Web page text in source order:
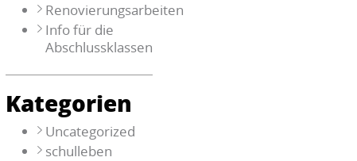
Renovierungsarbeiten
Info für die
Abschlussklassen
Kategorien
Uncategorized
schulleben